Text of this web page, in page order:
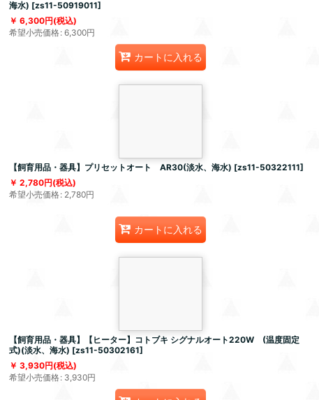
海水) [zs11-50919011]
6,300円(税込)
希望小売価格: 6,300円
カートに入れる
【飼育用品・器具】プリセットオート AR30(淡水、海水) [zs11-50322111]
2,780円(税込)
希望小売価格: 2,780円
カートに入れる
【飼育用品・器具】【ヒーター】コトブキ シグナルオート220W (温度固定
式)(淡水、海水) [zs11-50302161]
3,930円(税込)
希望小売価格: 3,930円